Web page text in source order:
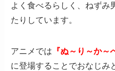
よく食べるらしく、ねずみ
たりしています。
アニメでは 『ぬ～り～か～
に登場することでおなじみ